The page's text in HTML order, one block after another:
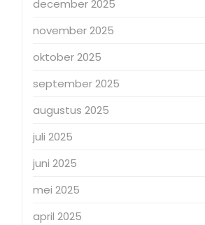
december 2025
november 2025
oktober 2025
september 2025
augustus 2025
juli 2025
juni 2025
mei 2025
april 2025